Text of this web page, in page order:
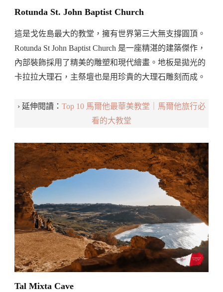
Rotunda St. John Baptist Church
這是戈佐島最大的教堂，擁有世界第三大無支撐圓頂。
Rotunda St John Baptist Church 是一座精湛的建築傑作，
內部裝飾採用了精美的雕塑和現代繪畫。地板是拋光的
卡拉拉大理石，主祭壇也是用珍貴的大理石雕刻而成。
› 延伸閱讀： Top 10 馬爾他最華美教堂｜馬爾他旅行必
看的大教堂
Tal Mixta Cave